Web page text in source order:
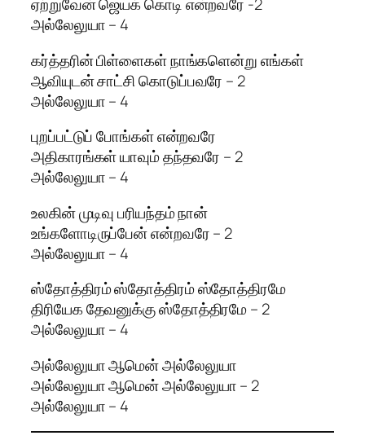
ஏற்றுவேன் ஜெயக் கொடி என்றவரே -2
அல்லேலுயா – 4
கர்த்தரின் பிள்ளைகள் நாங்களென்று எங்கள்
ஆவியுடன் சாட்சி கொடுப்பவரே – 2
அல்லேலுயா – 4
புறப்பட்டுப் போங்கள் என்றவரே
அதிகாரங்கள் யாவும் தந்தவரே – 2
அல்லேலுயா – 4
உலகின் முடிவு பரியந்தம் நான்
உங்களோடிருப்பேன் என்றவரே – 2
அல்லேலுயா – 4
ஸ்தோத்திரம் ஸ்தோத்திரம் ஸ்தோத்திரமே
திரியேக தேவனுக்கு ஸ்தோத்திரமே – 2
அல்லேலுயா – 4
அல்லேலுயா ஆமென் அல்லேலுயா
அல்லேலுயா ஆமென் அல்லேலுயா – 2
அல்லேலுயா – 4